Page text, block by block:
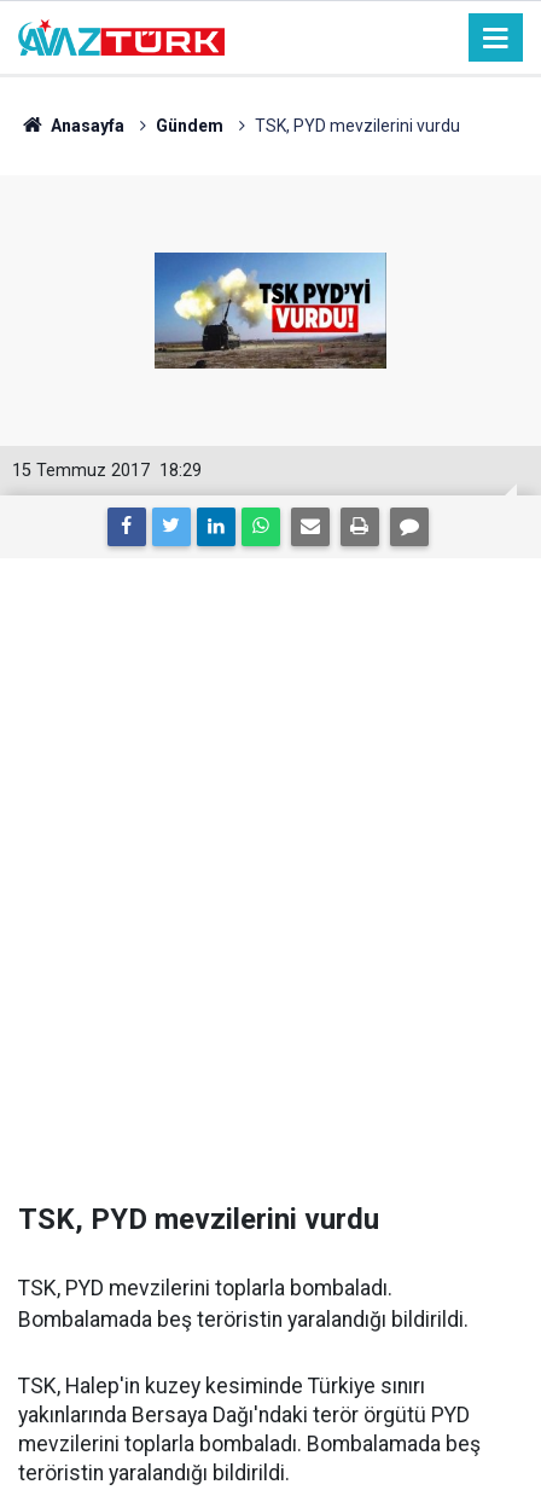
Anasayfa Gündem TSK, PYD mevzilerini vurdu
18:29
15 Temmuz 2017
TSK, PYD mevzilerini vurdu
TSK, PYD mevzilerini toplarla bombaladı.
Bombalamada beş teröristin yaralandığı bildirildi.
TSK, Halep'in kuzey kesiminde Türkiye sınırı
yakınlarında Bersaya Dağı'ndaki terör örgütü PYD
mevzilerini toplarla bombaladı. Bombalamada beş
teröristin yaralandığı bildirildi.